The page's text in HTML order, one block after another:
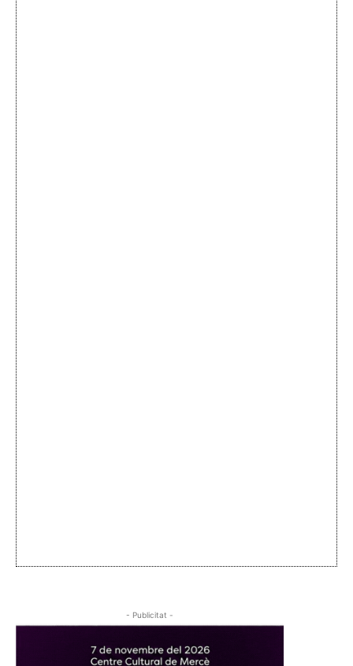
- Publicitat -